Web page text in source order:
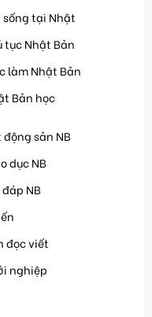
tại Nhật
tục Nhật Bản
làm Nhật Bản
Bản học
động sản NB
dục NB
đáp NB
đọc viết
nghiệp